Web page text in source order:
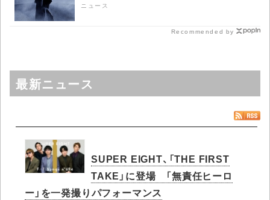
ニュース
Recommended by
最新ニュース
SUPER EIGHT、「THE FIRST
TAKE」に登場 「無責任ヒーロ
ー」を一発撮りパフォーマンス